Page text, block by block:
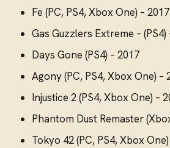
Fe (PC, PS4, Xbox One) – 2017
Gas Guzzlers Extreme –
Days Gone (PS4) – 2017
Agony (PC, PS4, Xbox One) –
Injustice 2 (PS4, Xbox One) –
Phantom Dust Remaster
Tokyo 42 (PC, PS4, Xbox